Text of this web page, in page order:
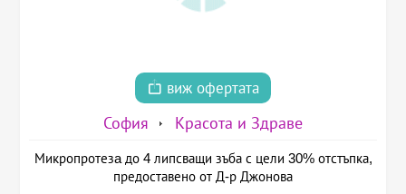
виж офертата
София Красота и Здраве
Микропротезa до 4 липсващи зъба с цели 30% отстъпка,
предоставено от Д-р Джонова